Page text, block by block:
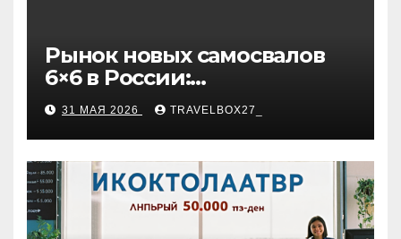
Рынок новых самосвалов
6×6 в России:
характеристики и цены
31 МАЯ 2026 TRAVELBOX27_